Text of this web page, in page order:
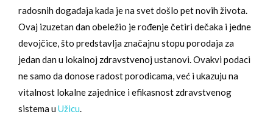
radosnih događaja kada je na svet došlo pet novih života.
Ovaj izuzetan dan obeležio je rođenje četiri dečaka i jedne
devojčice, što predstavlja značajnu stopu porodaja za
jedan dan u lokalnoj zdravstvenoj ustanovi. Ovakvi podaci
ne samo da donose radost porodicama, već i ukazuju na
vitalnost lokalne zajednice i efikasnost zdravstvenog
sistema uUžicu